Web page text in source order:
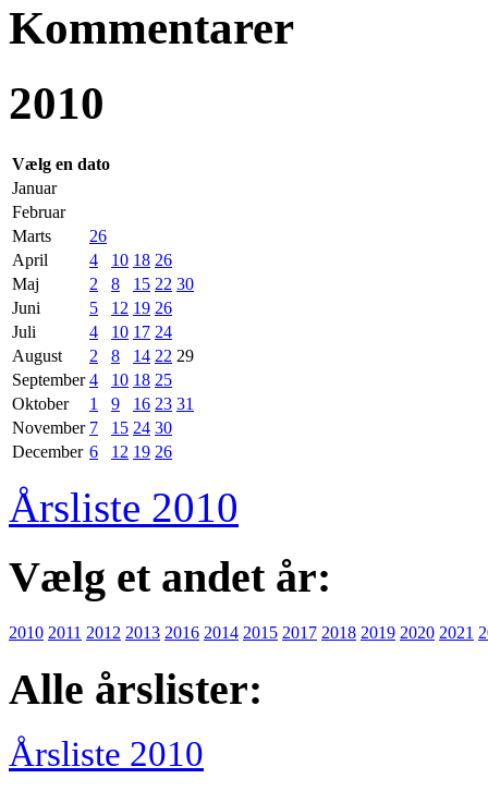
Kommentarer
2010
Vælg en dato
Januar
Februar
Marts
26
April
4 10 18 26
Maj
2 8 15 22 30
Juni
5 12 19 26
Juli
4 10 17 24
August
2 8 14 22 29
September 4 10 18 25
Oktober
1 9 16 23 31
November 7 15 24 30
December 6 12 19 26
Årsliste 2010
Vælg et andet år:
2010 2011 2012 2013 2016 2014 2015 2017 2018 2019 2020 2021
Alle årslister:
Årsliste 2010